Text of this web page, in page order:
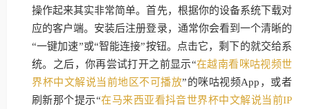
操作起来其实非常简单。首先，根据你的设备系统下载对
应的客户端。安装后注册登录，通常你会看到一个清晰的
“一键加速”或“智能连接”按钮。点击它，剩下的就交给系
统。之后，你再尝试打开之前显示“在越南看咪咕视频世
界杯中文解说当前地区不可播放”的咪咕视频App，或者
刷新那个提示“在马来西亚看抖音世界杯中文解说当前IP